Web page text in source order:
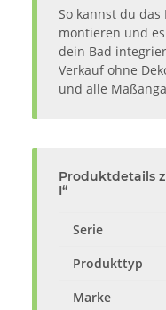
So kannst du
montieren und
dein Bad
Verkauf ohne
und alle
Produktdetails
I“
Serie
Produkttyp
Marke